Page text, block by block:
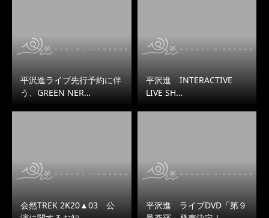
平沢進ライブ先行予約に伴
う、GREEN NER…
平沢進 INTERACTIVE
LIVE SH…
会然TREK 2K20▲03 公
平沢進 ライブDVD「第９